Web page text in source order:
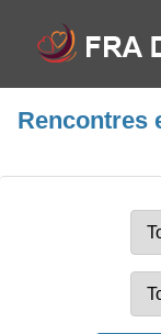
Rencontres